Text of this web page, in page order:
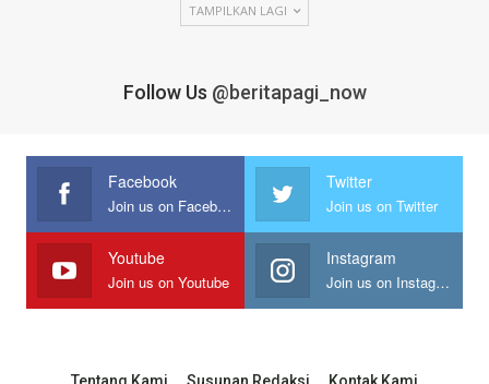
TAMPILKAN LAGI
Follow Us @beritapagi_now
Facebook
Join us on Facebook
Twitter
Join us on Twitter
Youtube
Join us on Youtube
Instagram
Join us on Instagram
Tentang Kami Susunan Redaksi Kontak Kami